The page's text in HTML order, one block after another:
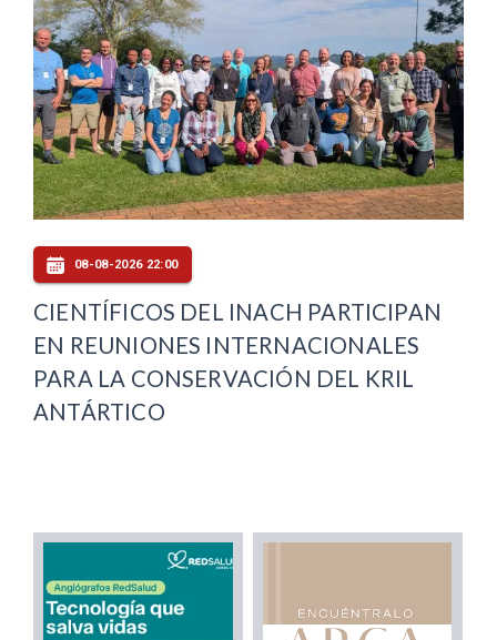
08-08-2026 22:00
CIENTÍFICOS DEL INACH PARTICIPAN
EN REUNIONES INTERNACIONALES
PARA LA CONSERVACIÓN DEL KRIL
ANTÁRTICO